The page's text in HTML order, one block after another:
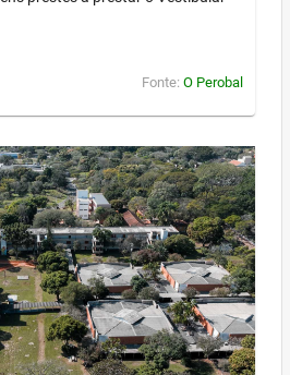
Fonte: O Perobal